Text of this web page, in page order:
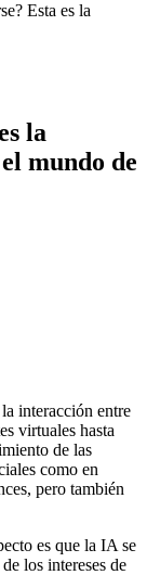
Esta es la
la
mundo de
interacción entre
virtuales hasta
de las
como en
pero también
es que la IA se
los intereses de